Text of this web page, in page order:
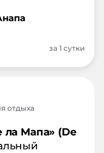
за 1 сутки
отдыха
ла Мапа» (De